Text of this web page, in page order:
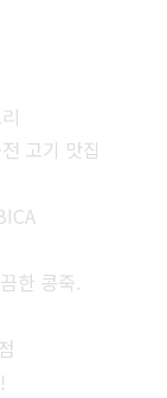
고기 맛집
한 콩죽.